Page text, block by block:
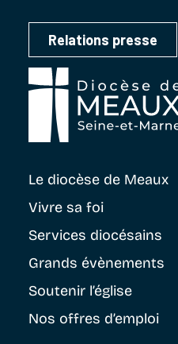
Relations presse
Le diocèse de Meaux
Vivre sa foi
Services diocésains
Grands évènements
Soutenir l’église
Nos offres d’emploi